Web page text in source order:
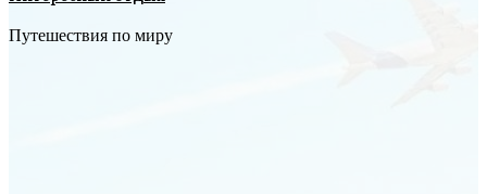
Путешествия по миру